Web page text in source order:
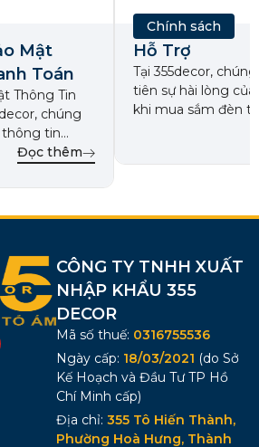
Mật
Toán
Thông Tin
chúng
thông tin
hàng
đáng tin cậy.
Đọc thêm
Chính sách
Hỗ Trợ
Tại 355decor,
tiên sự hài lòng
khi mua sắm đèn
dàng lựa chọn sản
hoàn hảo. […]
CÔNG TY TNHH XUẤT
NHẬP KHẨU 355
DECOR
Mã số thuế: 0316755536
Ngày cấp: 18/03/2021 (do Sở
Kế Hoạch và Đầu Tư TP Hồ
Chí Minh cấp)
Địa chỉ: 355 Tô Hiến Thành,
Phường Hoà Hưng, Thành